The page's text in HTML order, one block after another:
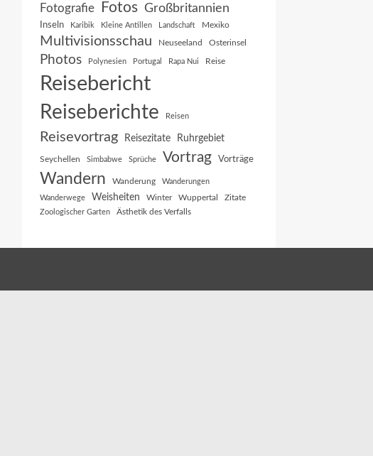
Fotografie Fotos Großbritannien
Inseln Karibik Kleine Antillen Landschaft Mexiko
Multivisionsschau Neuseeland Osterinsel
Photos Polynesien Portugal Rapa Nui Reise
Reisebericht
Reiseberichte Reisen
Reisevortrag Reisezitate Ruhrgebiet
Seychellen Simbabwe Sprüche Vortrag Vorträge
Wandern Wanderung Wanderungen
Wanderwege Weisheiten Winter Wuppertal Zitate
Zoologischer Garten Ästhetik des Verfalls